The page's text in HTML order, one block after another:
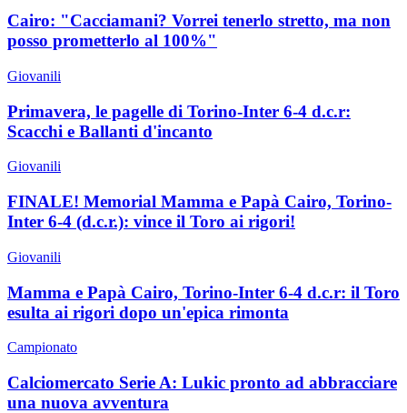
Cairo: "Cacciamani? Vorrei tenerlo stretto, ma non
posso prometterlo al 100%"
Giovanili
Primavera, le pagelle di Torino-Inter 6-4 d.c.r:
Scacchi e Ballanti d'incanto
Giovanili
FINALE! Memorial Mamma e Papà Cairo, Torino-
Inter 6-4 (d.c.r.): vince il Toro ai rigori!
Giovanili
Mamma e Papà Cairo, Torino-Inter 6-4 d.c.r: il Toro
esulta ai rigori dopo un'epica rimonta
Campionato
Calciomercato Serie A: Lukic pronto ad abbracciare
una nuova avventura